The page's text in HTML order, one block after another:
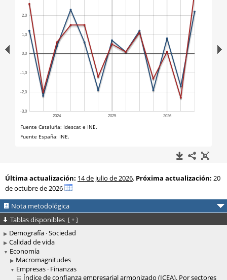
Última actualización: 14 de julio de 2026. Próxima actualización: 20
de octubre de 2026
Nota metodológica
Tablas disponibles [ + ]
Demografía · Sociedad
Calidad de vida
Economía
Macromagnitudes
Empresas · Finanzas
Índice de confianza empresarial armonizado (ICEA). Por sectores